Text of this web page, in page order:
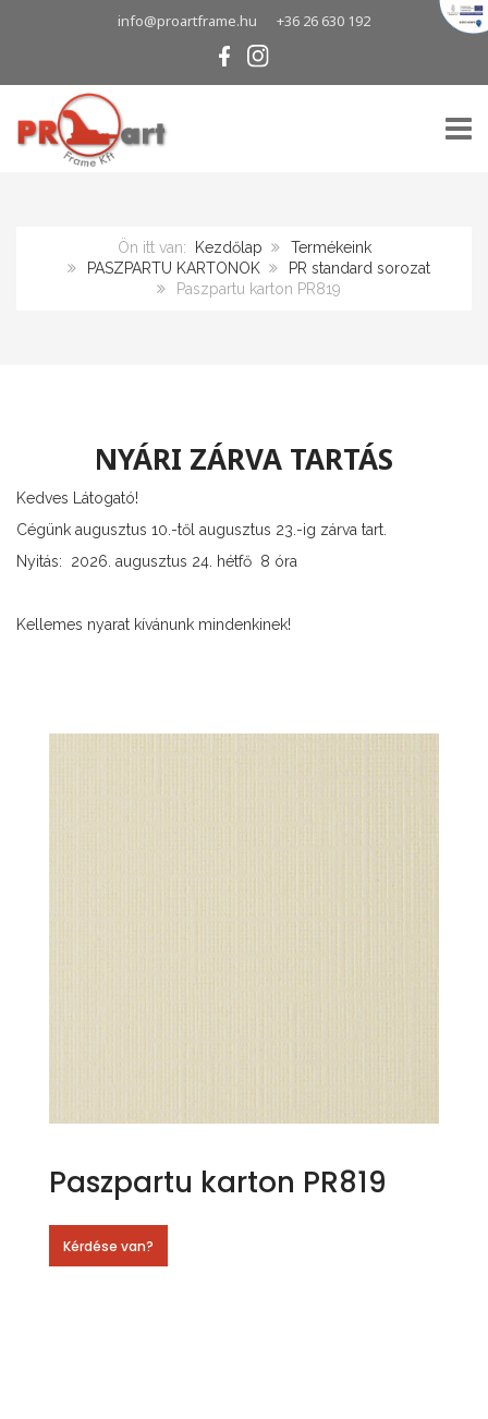
info@proartframe.hu +36 26 630 192
Ön itt van: Kezdőlap
Termékeink
PASZPARTU KARTONOK
PR standard sorozat
Paszpartu karton PR819
NYÁRI ZÁRVA TARTÁS
Kedves Látogató!
Cégünk augusztus 10.-től augusztus 23.-ig zárva tart.
Nyitás: 2026. augusztus 24. hétfő 8 óra
Kellemes nyarat kívánunk mindenkinek!
Paszpartu karton PR819
Kérdése van?